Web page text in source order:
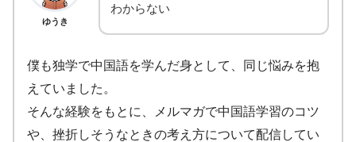
ゆうき
わからない
僕も独学で中国語を学んだ身として、同じ悩みを抱
えていました。
そんな経験をもとに、メルマガで中国語学習のコツ
や、挫折しそうなときの考え方について配信してい